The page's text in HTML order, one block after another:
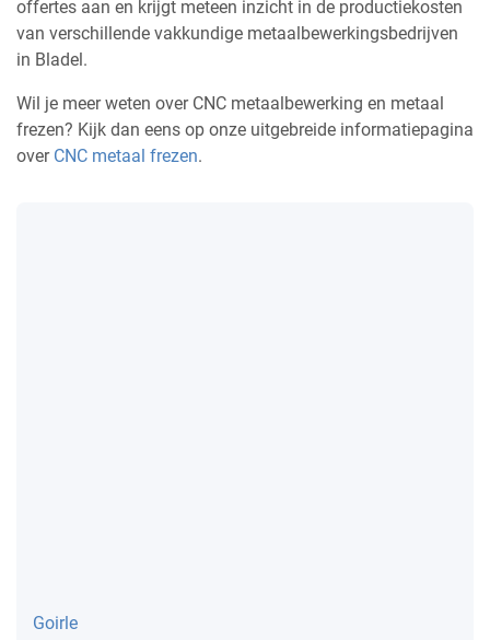
offertes aan en krijgt meteen inzicht in de productiekosten
van verschillende vakkundige metaalbewerkingsbedrijven
in Bladel.
Wil je meer weten over CNC metaalbewerking en metaal
frezen? Kijk dan eens op onze uitgebreide informatiepagina
over CNC metaal frezen.
Goirle